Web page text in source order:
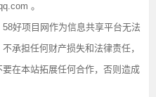
。
好项目网作为信息共享平台无法
承担任何财产损失和法律责任，
在本站拓展任何合作，否则造成